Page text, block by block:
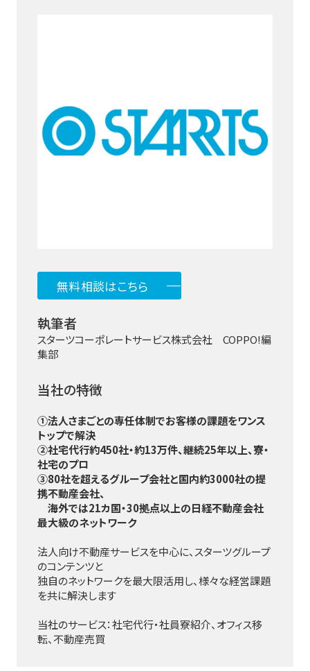
無料相談はこちら
執筆者
スターツコーポレートサービス株式会社 COPPO!編
集部
当社の特徴
①法人さまごとの専任体制でお客様の課題をワンス
トップで解決
②社宅代行約450社・約13万件、継続25年以上、寮・
社宅のプロ
③80社を超えるグループ会社と国内約3000社の提
携不動産会社、
海外では21カ国・30拠点以上の日経不動産会社
最大級のネットワーク
法人向け不動産サービスを中心に、スターツグループ
のコンテンツと
独自のネットワークを最大限活用し、様々な経営課題
を共に解決します
当社のサービス：社宅代行・社員寮紹介、オフィス移
転、不動産売買